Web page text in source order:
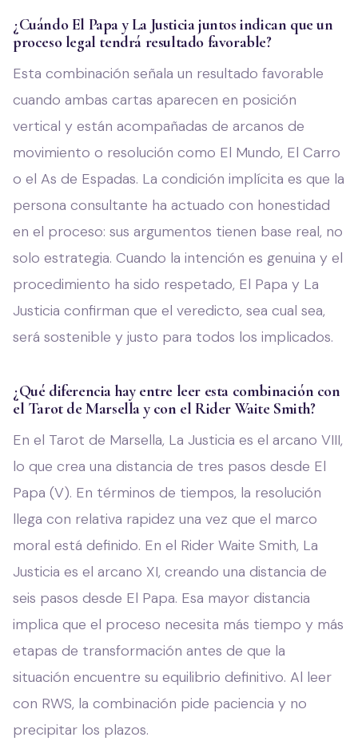
¿Cuándo El Papa y La Justicia juntos indican que un
proceso legal tendrá resultado favorable?
Esta combinación señala un resultado favorable
cuando ambas cartas aparecen en posición
vertical y están acompañadas de arcanos de
movimiento o resolución como El Mundo, El Carro
o el As de Espadas. La condición implícita es que la
persona consultante ha actuado con honestidad
en el proceso: sus argumentos tienen base real, no
solo estrategia. Cuando la intención es genuina y el
procedimiento ha sido respetado, El Papa y La
Justicia confirman que el veredicto, sea cual sea,
será sostenible y justo para todos los implicados.
¿Qué diferencia hay entre leer esta combinación con
el Tarot de Marsella y con el Rider Waite Smith?
En el Tarot de Marsella, La Justicia es el arcano VIII,
lo que crea una distancia de tres pasos desde El
Papa (V). En términos de tiempos, la resolución
llega con relativa rapidez una vez que el marco
moral está definido. En el Rider Waite Smith, La
Justicia es el arcano XI, creando una distancia de
seis pasos desde El Papa. Esa mayor distancia
implica que el proceso necesita más tiempo y más
etapas de transformación antes de que la
situación encuentre su equilibrio definitivo. Al leer
con RWS, la combinación pide paciencia y no
precipitar los plazos.